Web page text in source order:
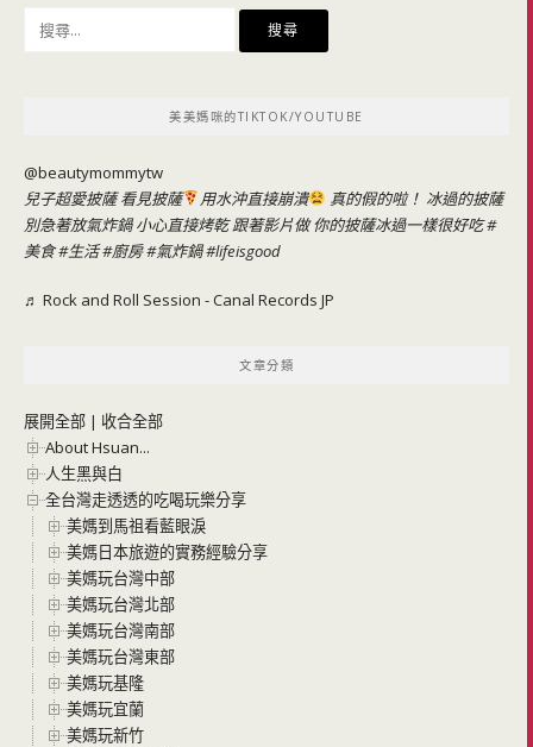
美美媽咪的TIKTOK/YOUTUBE
@beautymommytw
兒子超愛披薩 看見披薩
用水沖直接崩潰
真的假的啦！ 冰過的披薩
別急著放氣炸鍋 小心直接烤乾 跟著影片做 你的披薩冰過一樣很好吃#
美食#生活#廚房#氣炸鍋#lifeisgood
♬ Rock and Roll Session - Canal Records JP
文章分類
展開全部 | 收合全部
About Hsuan...
人生黑與白
全台灣走透透的吃喝玩樂分享
美媽到馬祖看藍眼淚
美媽日本旅遊的實務經驗分享
美媽玩台灣中部
美媽玩台灣北部
美媽玩台灣南部
美媽玩台灣東部
美媽玩基隆
美媽玩宜蘭
美媽玩新竹